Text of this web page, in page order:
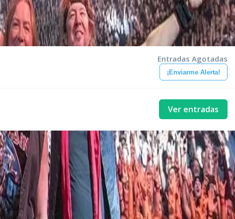
Entradas Agotadas
¡Enviarme Alerta!
Ver entradas
(lo cual lo convierte en el más extenso de Maiden hasta la fecha).
de Steve Harris (que sigue siendo el bajista y uno de los líderes de
masivos a lo largo de su trayectoria, que a la fecha ya llega a los 40
gira, que los llevará por 35 países, incluido obviamente Argentina, no
única dentro de la escena del metal, la realidad es que sus años